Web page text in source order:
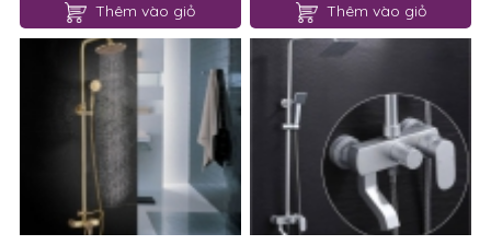
Thêm vào giỏ Thêm vào giỏ